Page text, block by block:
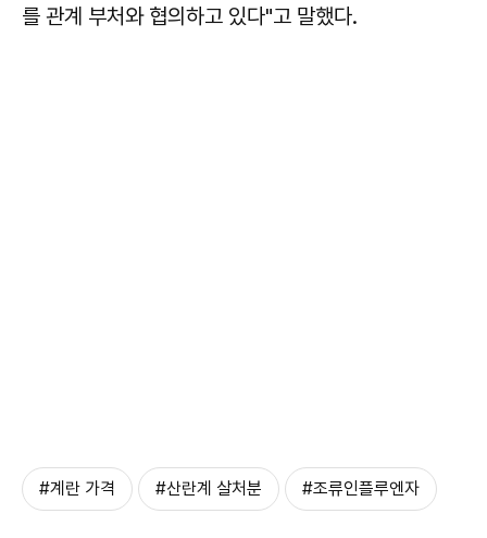
를 관계 부처와 협의하고 있다"고 말했다.
#계란 가격 #산란계 살처분 #조류인플루엔자